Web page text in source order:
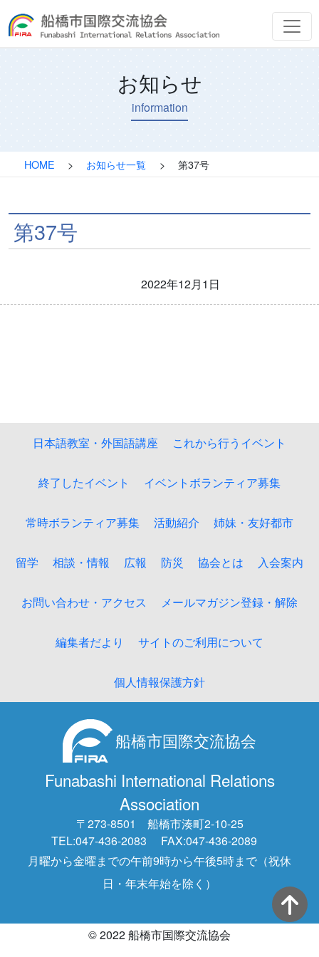
お知らせ
information
HOME > お知らせ一覧 > 第37号
第37号
2022年12月1日
日本語教室・外国語講座 これから行うイベント
終了したイベント イベントボランティア募集
常時ボランティア募集 活動紹介 姉妹・友好都市
留学 相談・情報 広報 防災 協会とは 入会案内
お問い合わせ・アクセス メールマガジン登録・解除
編集者だより サイトのご利用について
個人情報保護方針
船橋市国際交流協会
Funabashi International Relations
Association
〒273-8501 船橋市湊町2-10-25
TEL:047-436-2083
FAX:047-436-2089
月曜から金曜までの午前9時から午後5時まで（祝休
日・年末年始を除く）
© 2022 船橋市国際交流協会